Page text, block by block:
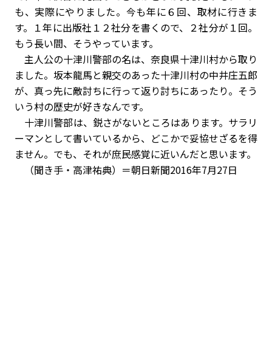
も、実際にやりました。今も年に６回、取材に行きま
す。１年に出版社１２社分を書くので、２社分が１回。
もう長い間、そうやっています。
主人公の十津川警部の名は、奈良県十津川村から取り
ました。坂本龍馬と親交のあった十津川村の中井庄五郎
が、真っ先に敵討ちに行って返り討ちにあったり。そう
いう村の歴史が好きなんです。
十津川警部は、鋭さがないところはあります。サラリ
ーマンとして書いているから、どこかで妥協せざるを得
ません。でも、それが庶民感覚に近いんだと思います。
（聞き手・高津祐典）＝朝日新聞2016年7月27日